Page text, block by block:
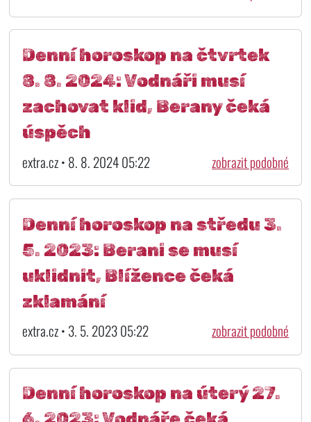
Denní horoskop na čtvrtek
8. 8. 2024: Vodnáři musí
zachovat klid, Berany čeká
úspěch
extra.cz • 8. 8. 2024 05:22 zobrazit podobné
Denní horoskop na středu 3.
5. 2023: Berani se musí
uklidnit, Blížence čeká
zklamání
extra.cz • 3. 5. 2023 05:22 zobrazit podobné
Denní horoskop na úterý 27.